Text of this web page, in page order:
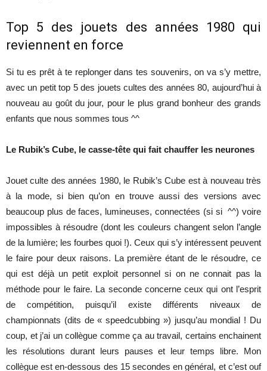
Top 5 des jouets des années 1980 qui
reviennent en force
Si tu es prêt à te replonger dans tes souvenirs, on va s’y mettre,
avec un petit top 5 des jouets cultes des années 80, aujourd’hui à
nouveau au goût du jour, pour le plus grand bonheur des grands
enfants que nous sommes tous ^^
Le Rubik’s Cube, le casse-tête qui fait chauffer les neurones
Jouet culte des années 1980, le Rubik’s Cube est à nouveau très
à la mode, si bien qu’on en trouve aussi des versions avec
beaucoup plus de faces, lumineuses, connectées (si si ^^) voire
impossibles à résoudre (dont les couleurs changent selon l’angle
de la lumière; les fourbes quoi !). Ceux qui s’y intéressent peuvent
le faire pour deux raisons. La première étant de le résoudre, ce
qui est déjà un petit exploit personnel si on ne connait pas la
méthode pour le faire. La seconde concerne ceux qui ont l’esprit
de compétition, puisqu’il existe différents niveaux de
championnats (dits de « speedcubbing ») jusqu’au mondial ! Du
coup, et j’ai un collègue comme ça au travail, certains enchainent
les résolutions durant leurs pauses et leur temps libre. Mon
collègue est en-dessous des 15 secondes en général, et c’est ouf